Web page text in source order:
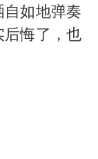
如地弹奏
悔了，也